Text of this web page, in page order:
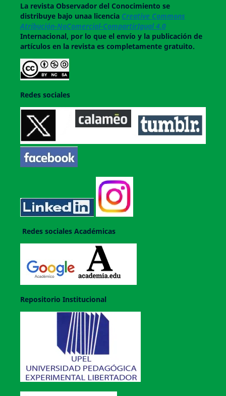
La revistaObservador del Conocimiento se
distribuye bajo unaa licencia Creative Commons
Atribución-NoComercial-CompartirIgual 4.0
Internacional, por lo que el envío y la publicación de
artículos en la revista es completamente gratuito.
Redes sociales
Redes sociales Académicas
Repositorio Institucional